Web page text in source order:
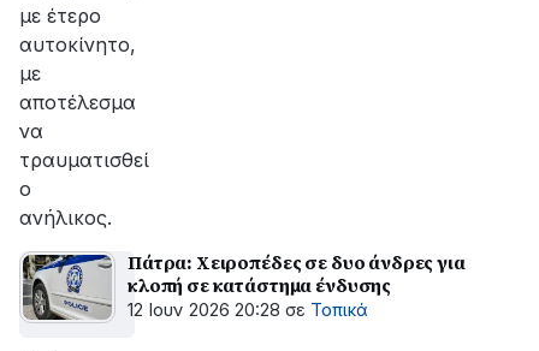
με έτερο
αυτοκίνητο,
με
αποτέλεσμα
να
τραυματισθεί
ο
ανήλικος.
Πάτρα: Χειροπέδες σε δυο άνδρες για
κλοπή σε κατάστημα ένδυσης
12 Ιουν 2026 20:28 σε Τοπικά